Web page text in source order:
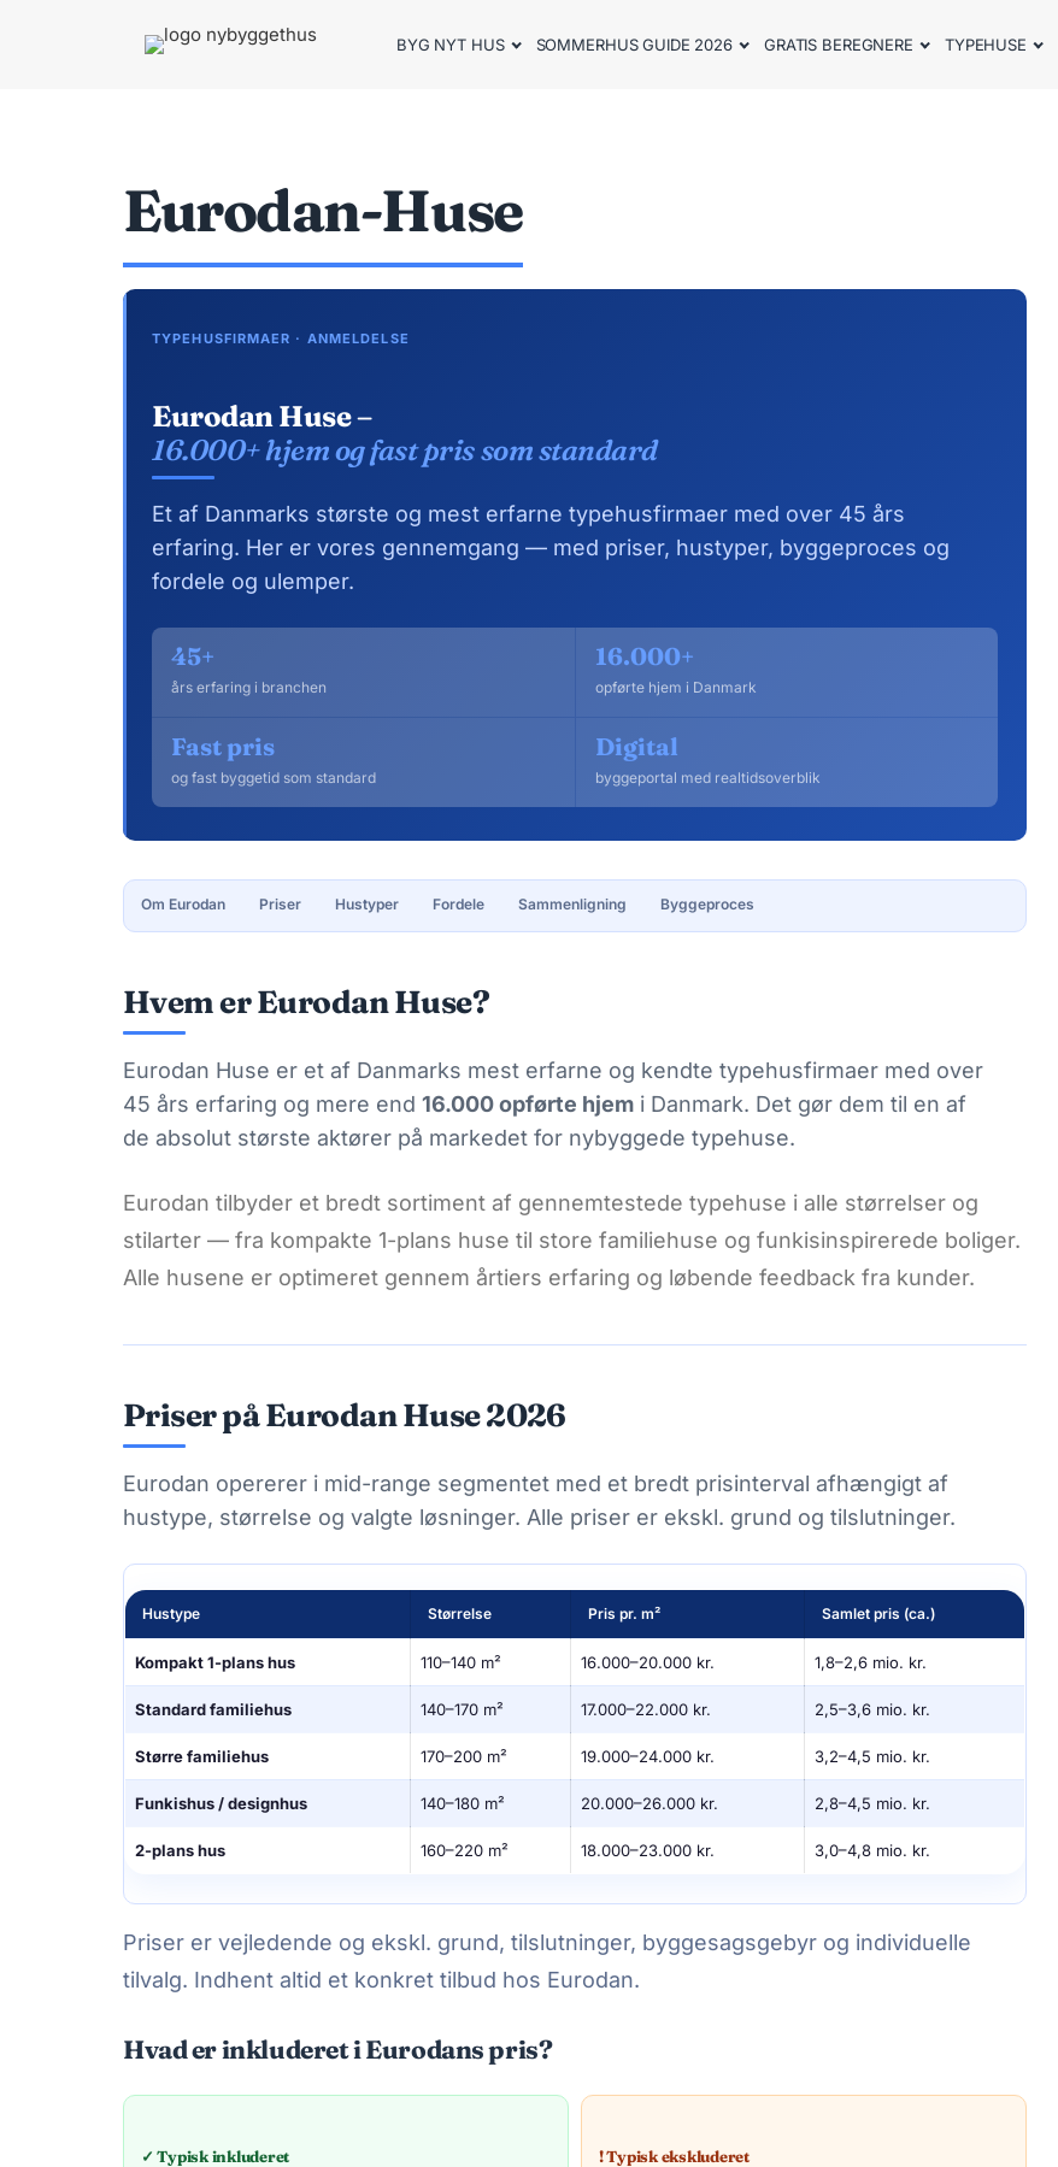
BYG NYT HUS & UDLEJ DIT SOMMERHUS – GUIDES, PRISER OG BEREGNERE". BYG NYT HUS SOMMERHUS GUIDE 2026 GRATIS BEREGNERE TYPEHUSE
Eurodan-Huse
TYPEHUSFIRMAER · ANMELDELSE
Eurodan Huse –
16.000+ hjem og fast pris som standard
Et af Danmarks største og mest erfarne typehusfirmaer med over 45 års
erfaring. Her er vores gennemgang — med priser, hustyper, byggeproces og
fordele og ulemper.
45+
års erfaring i branchen
16.000+
opførte hjem i Danmark
Fast pris
og fast byggetid som standard
Digital
byggeportal med realtidsoverblik
Om Eurodan Priser Hustyper Fordele Sammenligning Byggeproces
Hvem er Eurodan Huse?
Eurodan Huse er et af Danmarks mest erfarne og kendte typehusfirmaer med over
45 års erfaring og mere end 16.000 opførte hjem i Danmark. Det gør dem til en af
de absolut største aktører på markedet for nybyggede typehuse.
Eurodan tilbyder et bredt sortiment af gennemtestede typehuse i alle størrelser og
stilarter — fra kompakte 1-plans huse til store familiehuse og funkisinspirerede boliger.
Alle husene er optimeret gennem årtiers erfaring og løbende feedback fra kunder.
Priser på Eurodan Huse 2026
Eurodan opererer i mid-range segmentet med et bredt prisinterval afhængigt af
hustype, størrelse og valgte løsninger. Alle priser er ekskl. grund og tilslutninger.
Hustype Størrelse Pris pr. m² Samlet pris (ca.)
Kompakt 1-plans hus 110–140 m² 16.000–20.000 kr. 1,8–2,6 mio. kr.
Standard familiehus 140–170 m² 17.000–22.000 kr. 2,5–3,6 mio. kr.
Større familiehus 170–200 m² 19.000–24.000 kr. 3,2–4,5 mio. kr.
Funkishus / designhus 140–180 m² 20.000–26.000 kr. 2,8–4,5 mio. kr.
2-plans hus 160–220 m² 18.000–23.000 kr. 3,0–4,8 mio. kr.
Priser er vejledende og ekskl. grund, tilslutninger, byggesagsgebyr og individuelle
tilvalg. Indhent altid et konkret tilbud hos Eurodan.
Hvad er inkluderet i Eurodans pris?
✓ Typisk inkluderet ! Typisk ekskluderet